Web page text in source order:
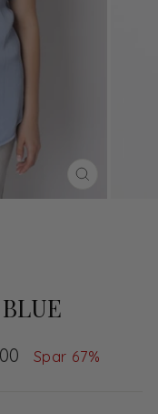
Spar 67%